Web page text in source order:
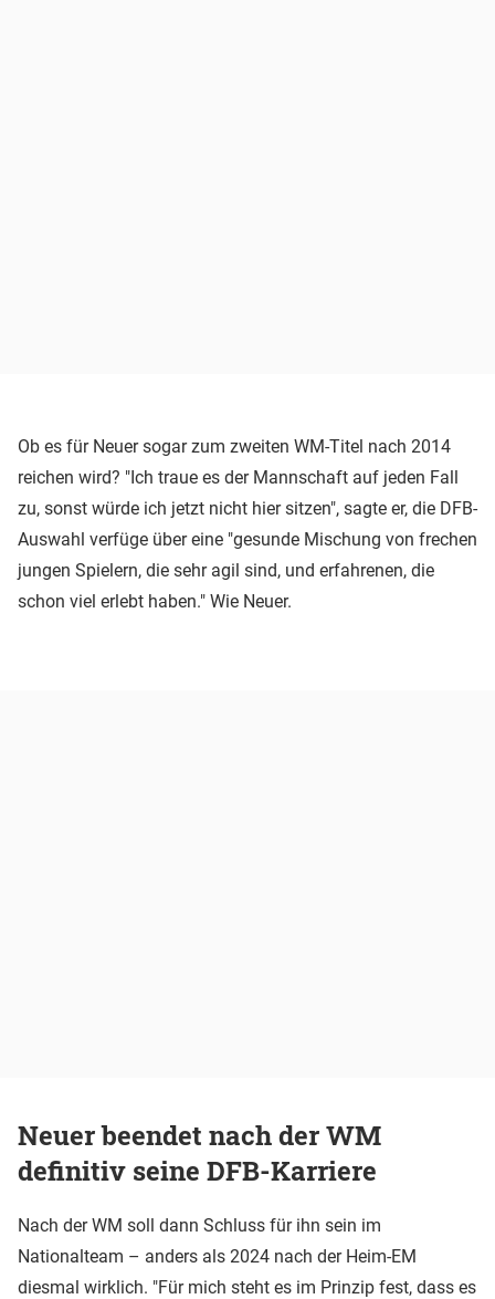
Ob es für Neuer sogar zum zweiten WM-Titel nach 2014
reichen wird? "Ich traue es der Mannschaft auf jeden Fall
zu, sonst würde ich jetzt nicht hier sitzen", sagte er, die DFB-
Auswahl verfüge über eine "gesunde Mischung von frechen
jungen Spielern, die sehr agil sind, und erfahrenen, die
schon viel erlebt haben." Wie Neuer.
Neuer beendet nach der WM
definitiv seine DFB-Karriere
Nach der WM soll dann Schluss für ihn sein im
Nationalteam – anders als 2024 nach der Heim-EM
diesmal wirklich. "Für mich steht es im Prinzip fest, dass es